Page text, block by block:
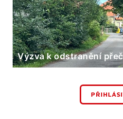
Výzva k odstranění